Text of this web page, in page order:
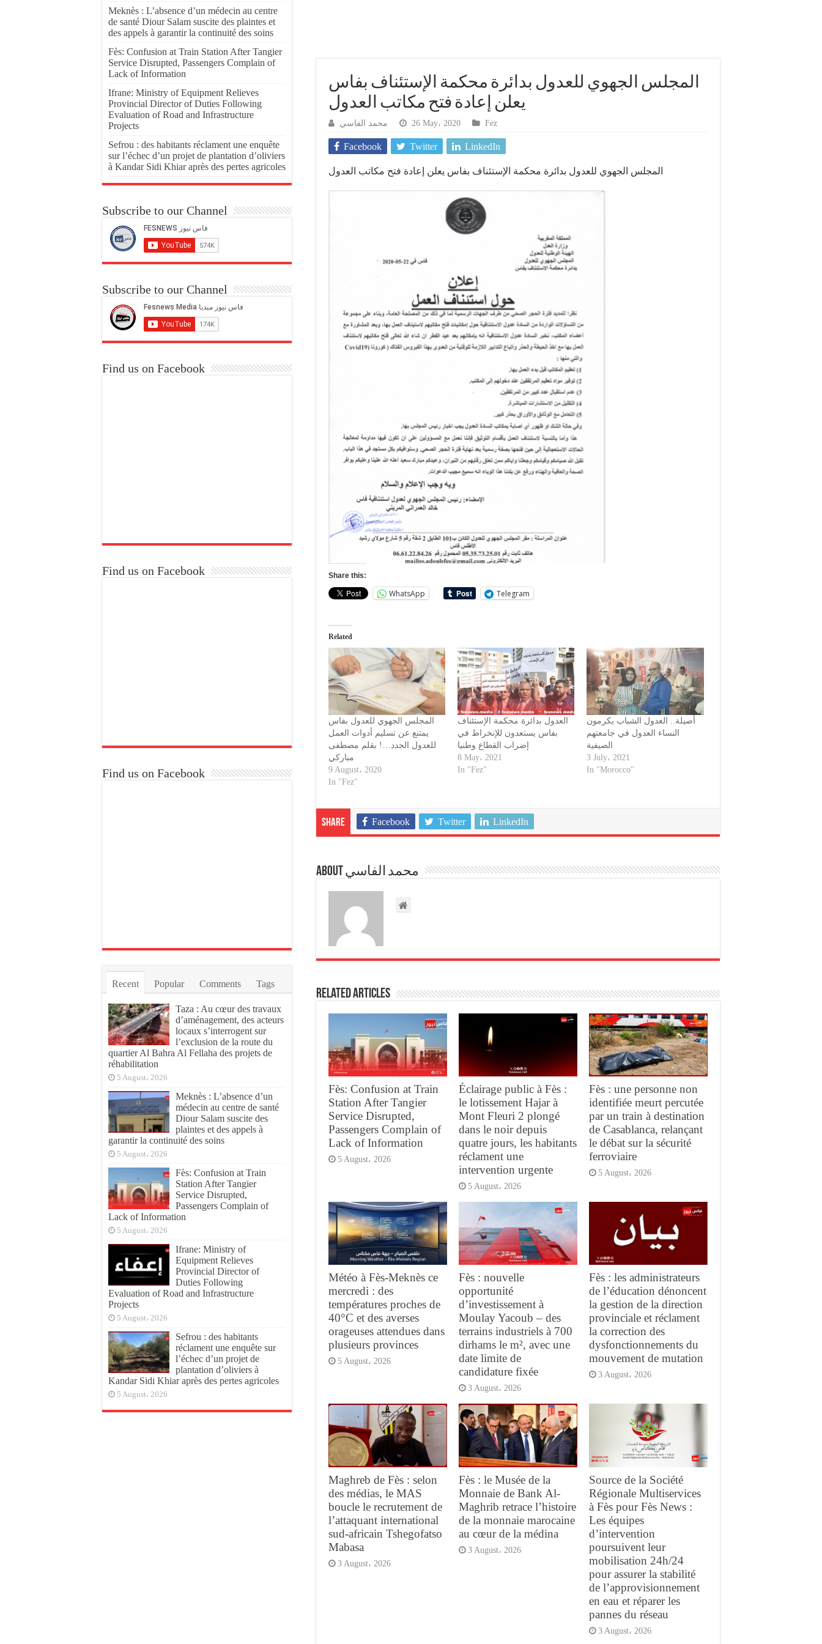
المجلس الجهوي للعدول بدائرة محكمة الإستئناف بفاس
محمد الفاسي 26 May، 2020 Fez
Facebook Twitter LinkedIn
Share this:
WhatsApp Telegram
Related
المجلس الجهوي للعدول بفاس
يمتنع عن تسليم أدوات العمل
للعدول الجدد…! بقلم مصطفى
مباركي
9 August، 2020
In "Fez"
العدول بدائرة محكمة الإستئناف
بفاس يستعدون للإنخراط في
إضراب القطاع وطنيا
8 May، 2021
In "Fez"
أصيلة.. العدول الشباب يكرمون
النساء العدول في جامعتهم
الصيفية
3 July، 2021
In "Morocco"
Share Facebook Twitter LinkedIn
About محمد الفاسي
Related Articles
Fès: Confusion at Train
Station After Tangier
Service Disrupted,
Passengers Complain of
Lack of Information
5 August، 2026
Éclairage public à Fès :
le lotissement Hajar à
Mont Fleuri 2 plongé
dans le noir depuis
quatre jours, les habitants
réclament une
intervention urgente
5 August، 2026
Fès : une personne non
identifiée meurt percutée
par un train à destination
de Casablanca, relançant
le débat sur la sécurité
ferroviaire
5 August، 2026
Météo à Fès-Meknès ce
mercredi : des
températures proches de
40°C et des averses
orageuses attendues dans
plusieurs provinces
5 August، 2026
Fès : nouvelle
opportunité
d’investissement à
Moulay Yacoub – des
terrains industriels à 700
dirhams le m², avec une
date limite de
candidature fixée
3 August، 2026
Fès : les administrateurs
de l’éducation dénoncent
la gestion de la direction
provinciale et réclament
la correction des
dysfonctionnements du
mouvement de mutation
3 August، 2026
Maghreb de Fès : selon
des médias, le MAS
boucle le recrutement de
l’attaquant international
sud-africain Tshegofatso
Mabasa
3 August، 2026
Fès : le Musée de la
Monnaie de Bank Al-
Maghrib retrace l’histoire
de la monnaie marocaine
au cœur de la médina
3 August، 2026
Source de la Société
Régionale Multiservices
à Fès pour Fès News :
Les équipes
d’intervention
poursuivent leur
mobilisation 24h/24
pour assurer la stabilité
de l’approvisionnement
en eau et réparer les
pannes du réseau
3 August، 2026
Meknès : L’absence d’un médecin au centre
de santé Diour Salam suscite des plaintes et
des appels à garantir la continuité des soins
Fès: Confusion at Train Station After Tangier
Service Disrupted, Passengers Complain of
Lack of Information
Ifrane: Ministry of Equipment Relieves
Provincial Director of Duties Following
Evaluation of Road and Infrastructure
Projects
Sefrou : des habitants réclament une enquête
sur l’échec d’un projet de plantation d’oliviers
à Kandar Sidi Khiar après des pertes agricoles
Subscribe to our Channel
Subscribe to our Channel
Find us on Facebook
Find us on Facebook
Find us on Facebook
Recent Popular Comments Tags
Taza : Au cœur des travaux
d’aménagement, des acteurs
locaux s’interrogent sur
l’exclusion de la route du
quartier Al Bahra Al Fellaha des projets de
réhabilitation
5 August، 2026
Meknès : L’absence d’un
médecin au centre de santé
Diour Salam suscite des
plaintes et des appels à
garantir la continuité des soins
5 August، 2026
Fès: Confusion at Train
Station After Tangier
Service Disrupted,
Passengers Complain of
Lack of Information
5 August، 2026
Ifrane: Ministry of
Equipment Relieves
Provincial Director of
Duties Following
Evaluation of Road and Infrastructure
Projects
5 August، 2026
Sefrou : des habitants
réclament une enquête sur
l’échec d’un projet de
plantation d’oliviers à
Kandar Sidi Khiar après des pertes agricoles
5 August، 2026